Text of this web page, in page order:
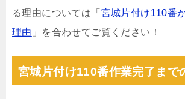
る理由については「 宮城片付け110番
理由 」を合わせてご覧ください！
宮城片付け110番作業完了まで